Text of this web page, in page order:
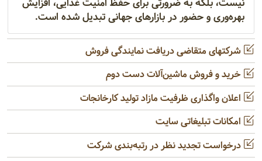
بهره‌وری و حضور در بازارهای جهانی تبدیل شده است.
شرکتهای متقاضی دریافت نمایندگی فروش
خرید و فروش ماشین‌آلات دست دوم
اعلان واگذاری ظرفیت مازاد تولید کارخانجات
امکانات تبلیغاتی سایت
درخواست تجدید نظر در رتبه‌بندی شرکت